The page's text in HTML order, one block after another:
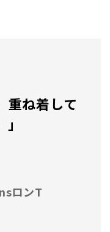
重ね着して
」
ロンT